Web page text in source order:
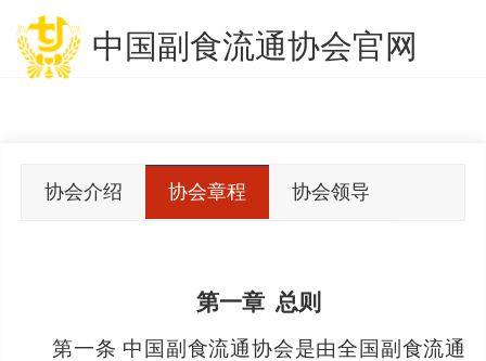
中国副食流通协会官网
协会介绍 协会章程 协会领导
第一章 总则
第一条 中国副食流通协会是由全国副食流通